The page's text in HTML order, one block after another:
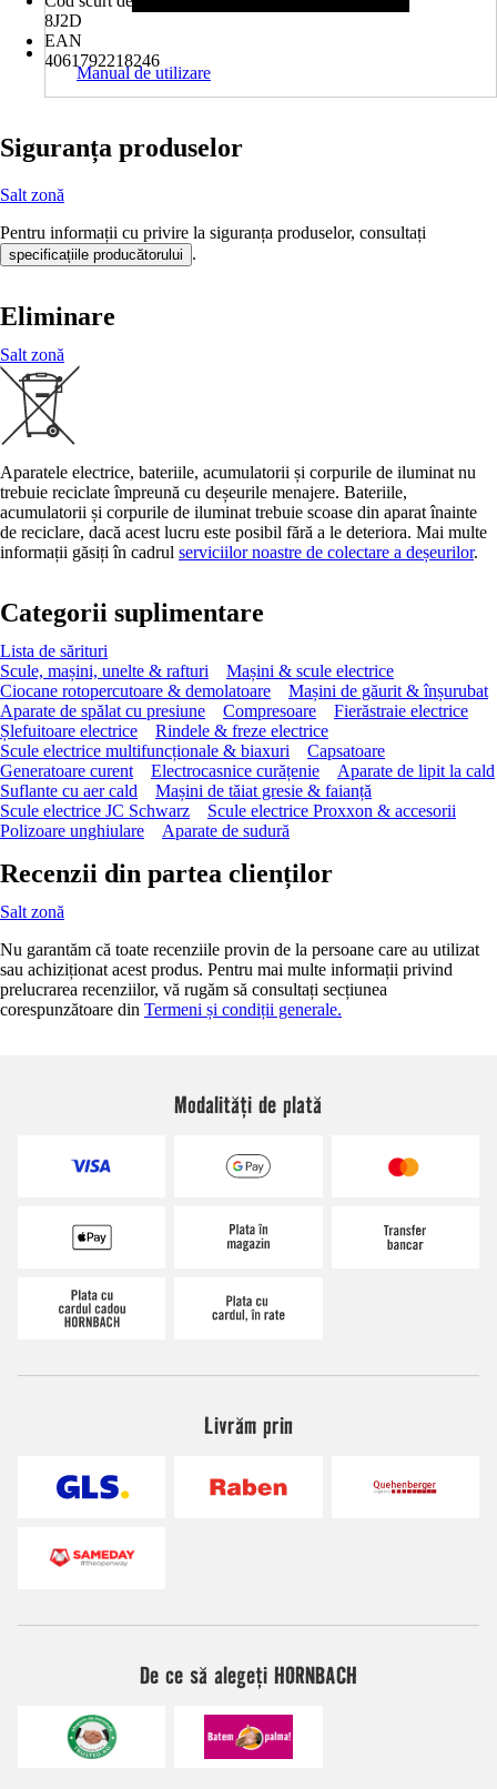
8J2D
EAN
4061792218246
Manual de utilizare
Siguranța produselor
Salt zonă
Pentru informații cu privire la siguranța produselor, consultați
specificațiile producătorului .
Eliminare
Salt zonă
Aparatele electrice, bateriile, acumulatorii și corpurile de iluminat nu
trebuie reciclate împreună cu deșeurile menajere. Bateriile,
acumulatorii și corpurile de iluminat trebuie scoase din aparat înainte
de reciclare, dacă acest lucru este posibil fără a le deteriora. Mai multe
informații găsiți în cadrul serviciilor noastre de colectare a deșeurilor.
Categorii suplimentare
Lista de sărituri
Scule, mașini, unelte & rafturi
Mașini & scule electrice
Ciocane rotopercutoare & demolatoare
Mașini de găurit & înșurubat
Aparate de spălat cu presiune
Compresoare
Fierăstraie electrice
Șlefuitoare electrice
Rindele & freze electrice
Scule electrice multifuncționale & biaxuri
Capsatoare
Generatoare curent
Electrocasnice curățenie
Aparate de lipit la cald
Suflante cu aer cald
Mașini de tăiat gresie & faianță
Scule electrice JC Schwarz
Scule electrice Proxxon & accesorii
Polizoare unghiulare
Aparate de sudură
Recenzii din partea clienților
Salt zonă
Nu garantăm că toate recenziile provin de la persoane care au utilizat
sau achiziționat acest produs. Pentru mai multe informații privind
prelucrarea recenziilor, vă rugăm să consultați secțiunea
corespunzătoare din Termeni și condiții generale.
Modalități de plată
Livrăm prin
De ce să alegeți HORNBACH